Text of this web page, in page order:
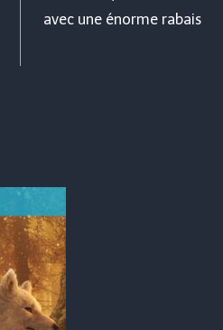
avec une énorme rabais